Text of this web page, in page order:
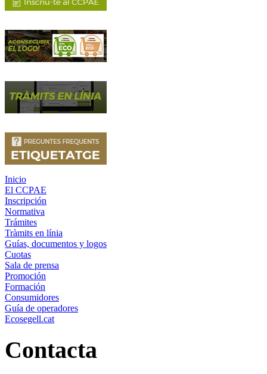
Inicio
El CCPAE
Inscripción
Normativa
Trámites
Tràmits en línia
Guías, documentos y logos
Cuotas
Sala de prensa
Promoción
Formación
Consumidores
Guía de operadores
Ecosegell.cat
Contacta